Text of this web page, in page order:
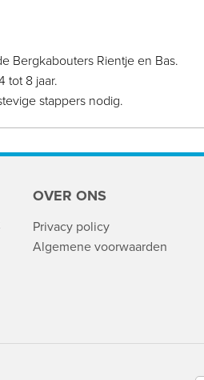
Bergkabouters Rientje en Bas.
tot 8 jaar.
stappers nodig.
OVER ONS
Privacy policy
Algemene voorwaarden